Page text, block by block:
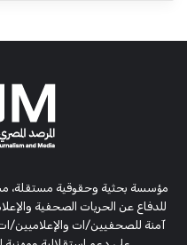
للدفاع عن الحريات الصحفية
آمنة للصحفيين/ات والإعلاميين/